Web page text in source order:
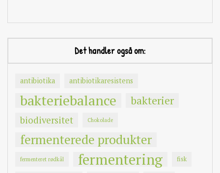
Det handler også om:
antibiotika antibiotikaresistens
bakteriebalance bakterier
biodiversitet Chokolade
fermenterede produkter
fermenteret rødkål fermentering fisk